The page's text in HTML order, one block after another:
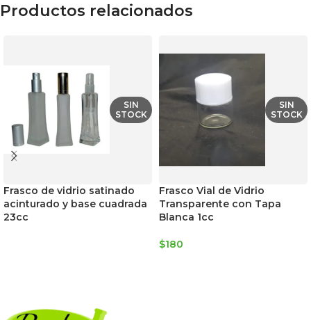
Productos relacionados
SIN
STOCK
Frasco de vidrio satinado
acinturado y base cuadrada
23cc
SIN
STOCK
Frasco Vial de Vidrio
Transparente con Tapa
Blanca 1cc
$180